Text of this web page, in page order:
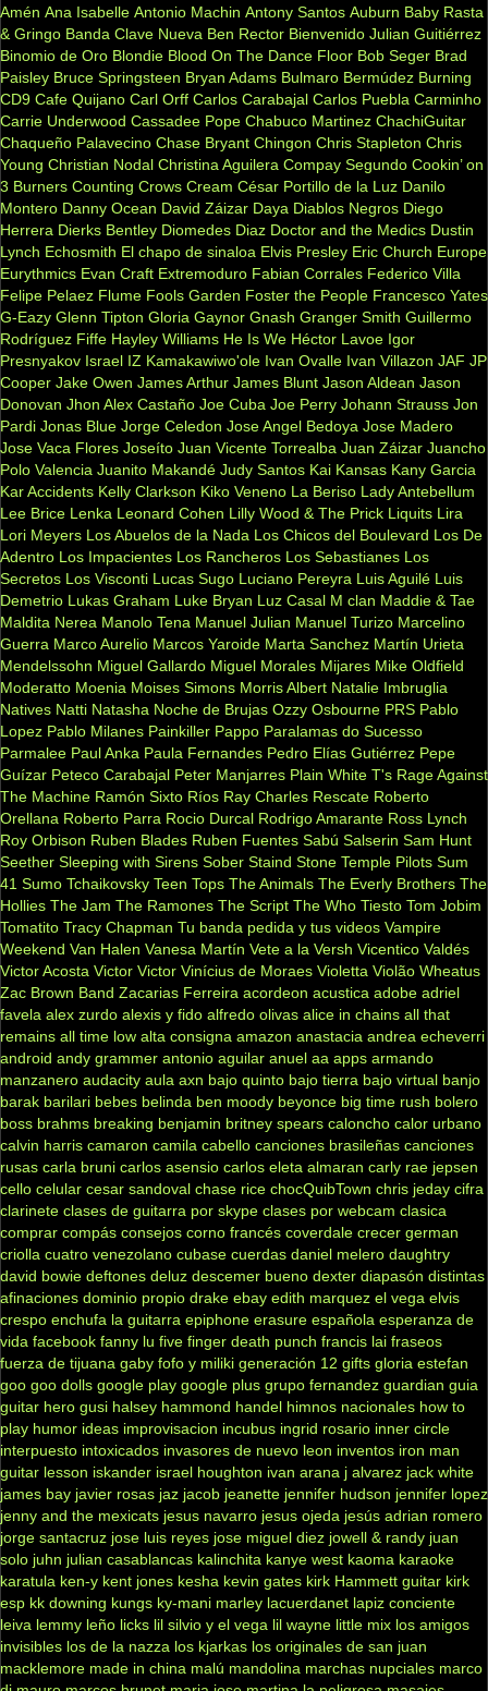
Amén Ana Isabelle Antonio Machin Antony Santos Auburn Baby Rasta
& Gringo Banda Clave Nueva Ben Rector Bienvenido Julian Guitiérrez
Binomio de Oro Blondie Blood On The Dance Floor Bob Seger Brad
Paisley Bruce Springsteen Bryan Adams Bulmaro Bermúdez Burning
CD9 Cafe Quijano Carl Orff Carlos Carabajal Carlos Puebla Carminho
Carrie Underwood Cassadee Pope Chabuco Martinez ChachiGuitar
Chaqueño Palavecino Chase Bryant Chingon Chris Stapleton Chris
Young Christian Nodal Christina Aguilera Compay Segundo Cookin’ on
3 Burners Counting Crows Cream César Portillo de la Luz Danilo
Montero Danny Ocean David Záizar Daya Diablos Negros Diego
Herrera Dierks Bentley Diomedes Diaz Doctor and the Medics Dustin
Lynch Echosmith El chapo de sinaloa Elvis Presley Eric Church Europe
Eurythmics Evan Craft Extremoduro Fabian Corrales Federico Villa
Felipe Pelaez Flume Fools Garden Foster the People Francesco Yates
G-Eazy Glenn Tipton Gloria Gaynor Gnash Granger Smith Guillermo
Rodríguez Fiffe Hayley Williams He Is We Héctor Lavoe Igor
Presnyakov Israel IZ Kamakawiwo'ole Ivan Ovalle Ivan Villazon JAF JP
Cooper Jake Owen James Arthur James Blunt Jason Aldean Jason
Donovan Jhon Alex Castaño Joe Cuba Joe Perry Johann Strauss Jon
Pardi Jonas Blue Jorge Celedon Jose Angel Bedoya Jose Madero
Jose Vaca Flores Joseíto Juan Vicente Torrealba Juan Záizar Juancho
Polo Valencia Juanito Makandé Judy Santos Kai Kansas Kany Garcia
Kar Accidents Kelly Clarkson Kiko Veneno La Beriso Lady Antebellum
Lee Brice Lenka Leonard Cohen Lilly Wood & The Prick Liquits Lira
Lori Meyers Los Abuelos de la Nada Los Chicos del Boulevard Los De
Adentro Los Impacientes Los Rancheros Los Sebastianes Los
Secretos Los Visconti Lucas Sugo Luciano Pereyra Luis Aguilé Luis
Demetrio Lukas Graham Luke Bryan Luz Casal M clan Maddie & Tae
Maldita Nerea Manolo Tena Manuel Julian Manuel Turizo Marcelino
Guerra Marco Aurelio Marcos Yaroide Marta Sanchez Martín Urieta
Mendelssohn Miguel Gallardo Miguel Morales Mijares Mike Oldfield
Moderatto Moenia Moises Simons Morris Albert Natalie Imbruglia
Natives Natti Natasha Noche de Brujas Ozzy Osbourne PRS Pablo
Lopez Pablo Milanes Painkiller Pappo Paralamas do Sucesso
Parmalee Paul Anka Paula Fernandes Pedro Elías Gutiérrez Pepe
Guízar Peteco Carabajal Peter Manjarres Plain White T's Rage Against
The Machine Ramón Sixto Ríos Ray Charles Rescate Roberto
Orellana Roberto Parra Rocio Durcal Rodrigo Amarante Ross Lynch
Roy Orbison Ruben Blades Ruben Fuentes Sabú Salserin Sam Hunt
Seether Sleeping with Sirens Sober Staind Stone Temple Pilots Sum
41 Sumo Tchaikovsky Teen Tops The Animals The Everly Brothers The
Hollies The Jam The Ramones The Script The Who Tiesto Tom Jobim
Tomatito Tracy Chapman Tu banda pedida y tus videos Vampire
Weekend Van Halen Vanesa Martín Vete a la Versh Vicentico Valdés
Victor Acosta Victor Victor Vinícius de Moraes Violetta Violão Wheatus
Zac Brown Band Zacarias Ferreira acordeon acustica adobe adriel
favela alex zurdo alexis y fido alfredo olivas alice in chains all that
remains all time low alta consigna amazon anastacia andrea echeverri
android andy grammer antonio aguilar anuel aa apps armando
manzanero audacity aula axn bajo quinto bajo tierra bajo virtual banjo
barak barilari bebes belinda ben moody beyonce big time rush bolero
boss brahms breaking benjamin britney spears caloncho calor urbano
calvin harris camaron camila cabello canciones brasileñas canciones
rusas carla bruni carlos asensio carlos eleta almaran carly rae jepsen
cello celular cesar sandoval chase rice chocQuibTown chris jeday cifra
clarinete clases de guitarra por skype clases por webcam clasica
comprar compás consejos corno francés coverdale crecer german
criolla cuatro venezolano cubase cuerdas daniel melero daughtry
david bowie deftones deluz descemer bueno dexter diapasón distintas
afinaciones dominio propio drake ebay edith marquez el vega elvis
crespo enchufa la guitarra epiphone erasure española esperanza de
vida facebook fanny lu five finger death punch francis lai fraseos
fuerza de tijuana gaby fofo y miliki generación 12 gifts gloria estefan
goo goo dolls google play google plus grupo fernandez guardian guia
guitar hero gusi halsey hammond handel himnos nacionales how to
play humor ideas improvisacion incubus ingrid rosario inner circle
interpuesto intoxicados invasores de nuevo leon inventos iron man
guitar lesson iskander israel houghton ivan arana j alvarez jack white
james bay javier rosas jaz jacob jeanette jennifer hudson jennifer lopez
jenny and the mexicats jesus navarro jesus ojeda jesús adrian romero
jorge santacruz jose luis reyes jose miguel diez jowell & randy juan
solo juhn julian casablancas kalinchita kanye west kaoma karaoke
karatula ken-y kent jones kesha kevin gates kirk Hammett guitar kirk
esp kk downing kungs ky-mani marley lacuerdanet lapiz conciente
leiva lemmy leño licks lil silvio y el vega lil wayne little mix los amigos
invisibles los de la nazza los kjarkas los originales de san juan
macklemore made in china malú mandolina marchas nupciales marco